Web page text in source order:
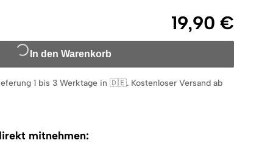
19,90 €
In den Warenkorb
1 bis 3 Werktage in 🇩🇪. Kostenloser Versand ab
mitnehmen: